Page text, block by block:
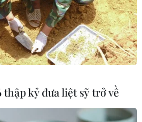
Quy định sử dụng
Hỗ trợ
TTXVN
Quảng cáo
kỷ đưa liệt sỹ trở về